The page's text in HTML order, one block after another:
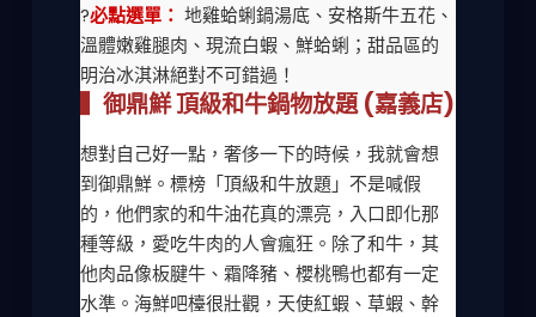
?必點選單： 地雞蛤蜊鍋湯底、安格斯牛五花、
溫體嫩雞腿肉、現流白蝦、鮮蛤蜊；甜品區的
明治冰淇淋絕對不可錯過！
▍御鼎鮮 頂級和牛鍋物放題 (嘉義店)
想對自己好一點，奢侈一下的時候，我就會想
到御鼎鮮。標榜「頂級和牛放題」不是喊假
的，他們家的和牛油花真的漂亮，入口即化那
種等級，愛吃牛肉的人會瘋狂。除了和牛，其
他肉品像板腱牛、霜降豬、櫻桃鴨也都有一定
水準。海鮮吧檯很壯觀，天使紅蝦、草蝦、幹